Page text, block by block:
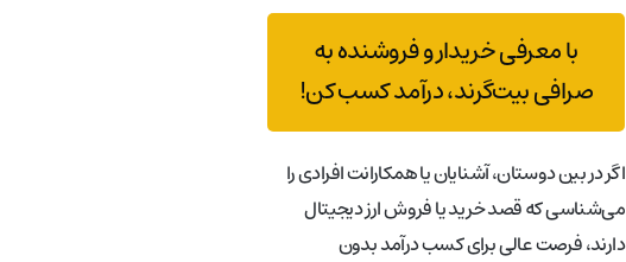
با معرفی خریدار و فروشنده به
صرافی بیت‌گرند، درآمد کسب کن!
اگر در بین دوستان، آشنایان یا همکارانت افرادی را
می‌شناسی که قصد خرید یا فروش ارز دیجیتال
دارند، فرصت عالی برای کسب درآمد بدون